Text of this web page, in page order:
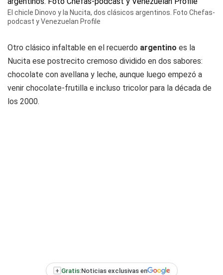
El chicle Dinovo y la Nucita, dos clásicos argentinos. Foto Chefas-
podcast y Venezuelan Profile
Otro clásico infaltable en el recuerdo argentino es la
Nucita ese postrecito cremoso dividido en dos sabores:
chocolate con avellana y leche, aunque luego empezó a
venir chocolate-frutilla e incluso tricolor para la década de
los 2000.
+ Gratis:Noticias exclusivas en